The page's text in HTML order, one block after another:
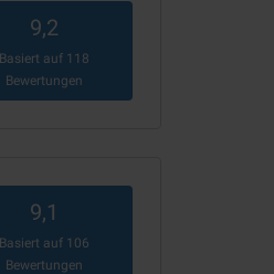
9,2
Basiert auf 118
Bewertungen
9,1
Basiert auf 106
Bewertungen